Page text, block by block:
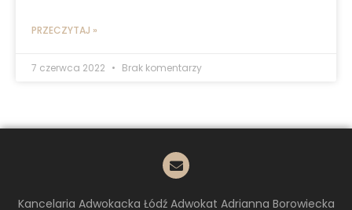
PRZECZYTAJ »
7 czerwca 2022 Brak komentarzy
Kancelaria Adwokacka Łódź Adwokat Adrianna Borowiecka